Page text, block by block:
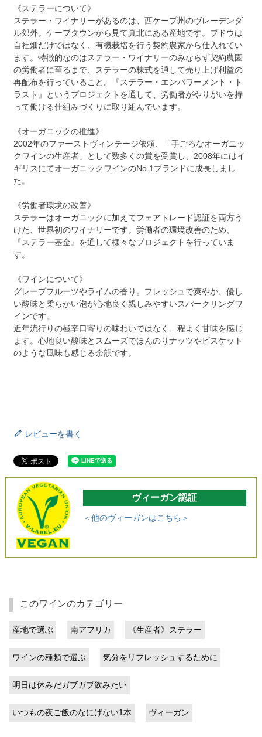
《ステラーについて》
ステラー・ワイナリーがあるのは、西ケープ州のヴレーデンダ
ル郊外。ケープタウンから見て真北にある産地です。ブドウは
自社畑だけではなく、有機栽培を行う契約農家から仕入れてい
ます。特徴的なのはステラー・ワイナリーのみならず契約農園
の労働者に至るまで、ステラーの株式を通して売り上げ利益の
再配布を行っていること。『ステラー・エンパワーメント・ト
ラスト』というプロジェクトを通して、労働者がやりがいを持
って働ける仕組みづくりに取り組んでいます。
《オーガニックの推進》
2002年のファーストヴィンテージ依頼、「手ごろなオーガニッ
クワインの生産者」として数多くの賞を受賞し、2008年にはイ
ギリスにてオーガニックワインのNo.1ブランドに成長しまし
た。
《労働者環境の改善》
ステラーはオーガニックに加えてフェアトレード認証を両方う
けた、世界初のワイナリーです。労働者の環境改善のため、
『ステラー基金』を通して様々なプロジェクトを行っていま
す。
《ワインについて》
グレープフルーツやライムの香り。フレッシュで爽やか、優し
い酸味と柔らかい泡が心地良く親しみやすいスパークリングワ
インです。
近年流行りの極辛口寄りの味わいではなく、程よく甘味を感じ
ます。心地良い酸味とスムーズでほんのりナッツやビスケット
のような風味も感じる余韻です。
レビューを書く
ヴィーガン認証
＜他のヴィーガンはこちら＞
このワインのカテゴリー
産地で選ぶ 南アフリカ 《生産者》ステラー
ワインの種類で選ぶ 気分をリフレッシュするために
明日は休みだガブガブ飲みたい
いつもの夜ご飯のなにげない1本 ヴィーガン